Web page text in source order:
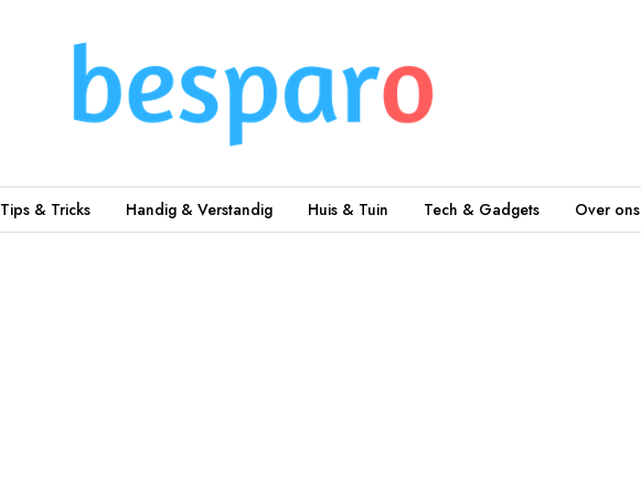
Tips & Tricks Handig & Verstandig Huis & Tuin Tech & Gadgets Over ons